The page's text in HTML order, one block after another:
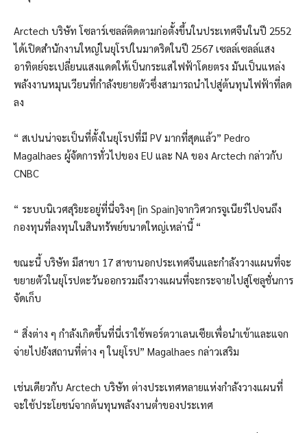
Arctech บริษัท โซลาร์เซลล์ติดตามก่อตั้งขึ้นในประเทศจีนในปี 2552
ได้เปิดสำนักงานใหญ่ในยุโรปในมาดริดในปี 2567 เซลล์เซลล์แสง
อาทิตย์จะเปลี่ยนแสงแดดให้เป็นกระแสไฟฟ้าโดยตรง มันเป็นแหล่ง
พลังงานหมุนเวียนที่กำลังขยายตัวซึ่งสามารถนำไปสู่ต้นทุนไฟฟ้าที่ลด
ลง
“ สเปนน่าจะเป็นที่ตั้งในยุโรปที่มี PV มากที่สุดแล้ว” Pedro
Magalhaes ผู้จัดการทั่วไปของ EU และ NA ของ Arctech กล่าวกับ
CNBC
“ ระบบนิเวศสุริยะอยู่ที่นี่จริงๆ [in Spain]จากวิศวกรจูเนียร์ไปจนถึง
กองทุนที่ลงทุนในสินทรัพย์ขนาดใหญ่เหล่านี้ “
ขณะนี้ บริษัท มีสาขา 17 สาขานอกประเทศจีนและกำลังวางแผนที่จะ
ขยายตัวในยุโรปตะวันออกรวมถึงวางแผนที่จะกระจายไปสู่โซลูชั่นการ
จัดเก็บ
“ สิ่งต่าง ๆ กำลังเกิดขึ้นที่นี่เราใช้พอร์ตวาเลนเซียเพื่อนำเข้าและแจก
จ่ายไปยังสถานที่ต่าง ๆ ในยุโรป” Magalhaes กล่าวเสริม
เช่นเดียวกับ Arctech บริษัท ต่างประเทศหลายแห่งกำลังวางแผนที่
จะใช้ประโยชน์จากต้นทุนพลังงานต่ำของประเทศ